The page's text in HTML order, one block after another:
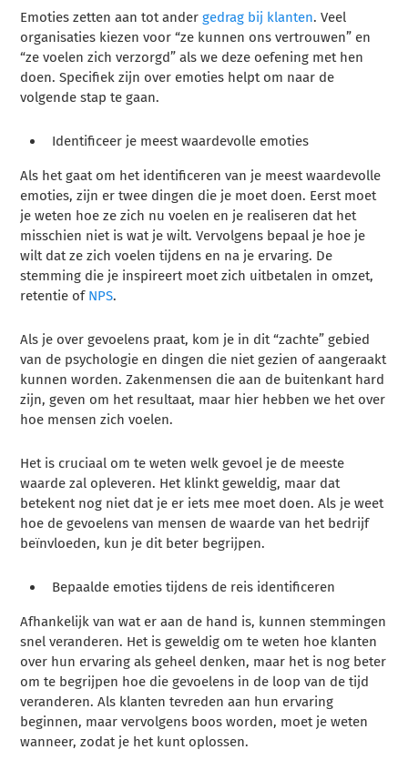
Emoties zetten aan tot andergedrag bij klanten. Veel
organisaties kiezen voor “ze kunnen ons vertrouwen” en
“ze voelen zich verzorgd” als we deze oefening met hen
doen. Specifiek zijn over emoties helpt om naar de
volgende stap te gaan.
Identificeer je meest waardevolle emoties
Als het gaat om het identificeren van je meest waardevolle
emoties, zijn er twee dingen die je moet doen. Eerst moet
je weten hoe ze zich nu voelen en je realiseren dat het
misschien niet is wat je wilt. Vervolgens bepaal je hoe je
wilt dat ze zich voelen tijdens en na je ervaring. De
stemming die je inspireert moet zich uitbetalen in omzet,
retentie of NPS.
Als je over gevoelens praat, kom je in dit “zachte” gebied
van de psychologie en dingen die niet gezien of aangeraakt
kunnen worden. Zakenmensen die aan de buitenkant hard
zijn, geven om het resultaat, maar hier hebben we het over
hoe mensen zich voelen.
Het is cruciaal om te weten welk gevoel je de meeste
waarde zal opleveren. Het klinkt geweldig, maar dat
betekent nog niet dat je er iets mee moet doen. Als je weet
hoe de gevoelens van mensen de waarde van het bedrijf
beïnvloeden, kun je dit beter begrijpen.
Bepaalde emoties tijdens de reis identificeren
Afhankelijk van wat er aan de hand is, kunnen stemmingen
snel veranderen. Het is geweldig om te weten hoe klanten
over hun ervaring als geheel denken, maar het is nog beter
om te begrijpen hoe die gevoelens in de loop van de tijd
veranderen. Als klanten tevreden aan hun ervaring
beginnen, maar vervolgens boos worden, moet je weten
wanneer, zodat je het kunt oplossen.